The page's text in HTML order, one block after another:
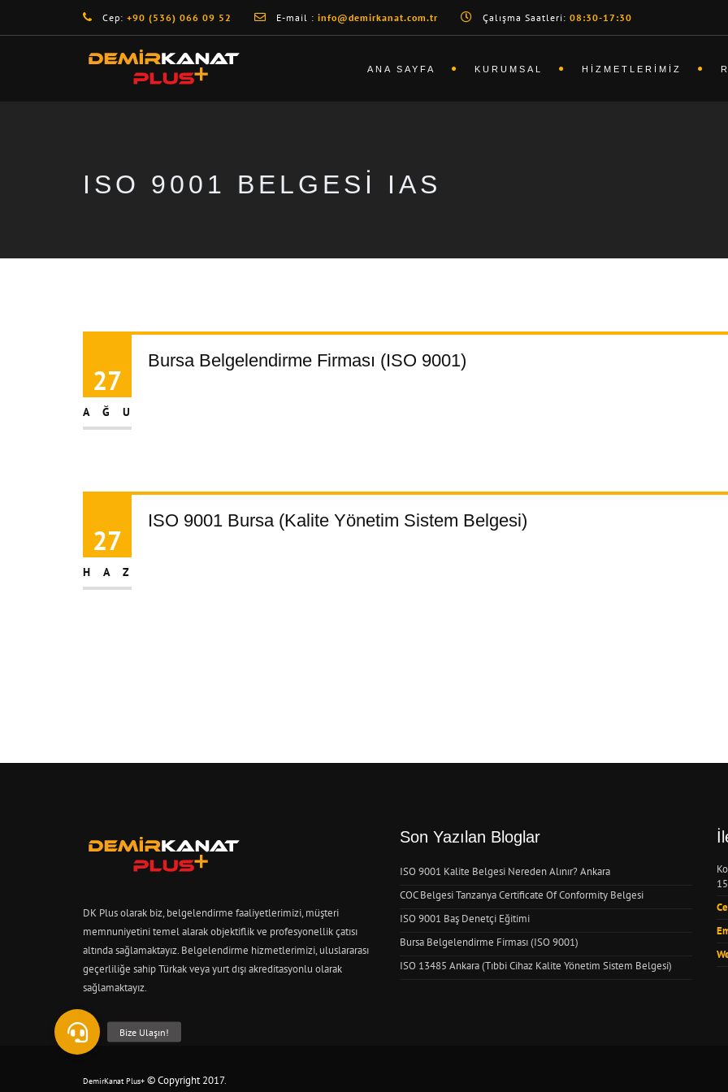
Cep: +90 (536) 066 09 52 E-mail : info@demirkanat.com.tr Çalışma Saatleri: 08:30-17:30
ANA SAYFA KURUMSAL HIZMETLERIMIZ
ISO 9001 BELGESI IAS
27
AĞU
Bursa Belgelendirme Firması (ISO 9001)
27
HAZ
ISO 9001 Bursa (Kalite Yönetim Sistem Belgesi)
DK Plus olarak biz, belgelendirme faaliyetlerimizi, müşteri
memnuniyetini temel alarak objektiflik ve profesyonellik çatısı
altında sağlamaktayız. Belgelendirme hizmetlerimizi, uluslararası
geçerliliğe sahip Türkak veya yurt dışı akreditasyonlu olarak
sağlamaktayız.
Son Yazılan Bloglar
ISO 9001 Kalite Belgesi Nereden Alınır? Ankara
COC Belgesi Tanzanya Certificate Of Conformity Belgesi
ISO 9001 Baş Denetçi Eğitimi
Bursa Belgelendirme Firması (ISO 9001)
ISO 13485 Ankara (Tıbbi Cihaz Kalite Yönetim Sistem Belgesi)
DemirKanat Plus+ © Copyright 2017.